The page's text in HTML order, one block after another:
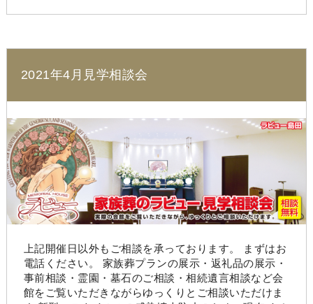
2021年4月見学相談会
上記開催日以外もご相談を承っております。 まずはお
電話ください。 家族葬プランの展示・返礼品の展示・
事前相談・霊園・墓石のご相談・相続遺言相談など会
館をご覧いただきながらゆっくりとご相談いただけま